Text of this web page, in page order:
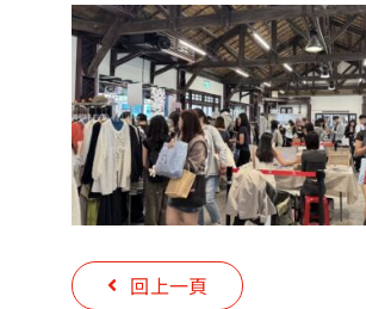
回上一頁